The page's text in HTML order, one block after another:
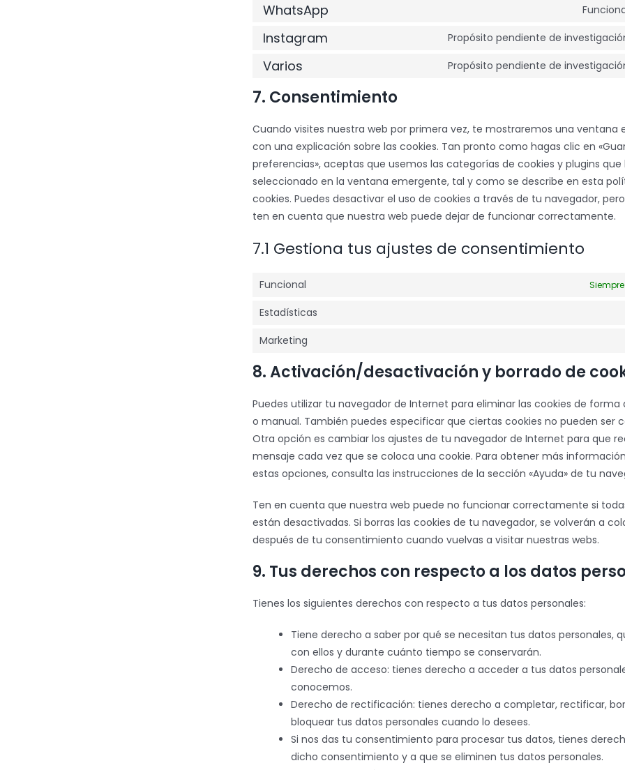
WhatsApp
Instagram Propósito pendiente de
Varios Propósito pendiente de
7. Consentimiento
Cuando visites nuestra web por primera vez, te mostraremos una ventana
con una explicación sobre las cookies. Tan pronto como hagas clic en
preferencias», aceptas que usemos las categorías de cookies y plugins que
seleccionado en la ventana emergente, tal y como se describe en esta
cookies. Puedes desactivar el uso de cookies a través de tu navegador,
ten en cuenta que nuestra web puede dejar de funcionar correctamente.
7.1 Gestiona tus ajustes de consentimiento
Funcional
Estadísticas
Marketing
8. Activación/desactivación y borrado de
Puedes utilizar tu navegador de Internet para eliminar las cookies de
o manual. También puedes especificar que ciertas cookies no pueden ser
Otra opción es cambiar los ajustes de tu navegador de Internet para que
mensaje cada vez que se coloca una cookie. Para obtener más
estas opciones, consulta las instrucciones de la sección «Ayuda» de tu
Ten en cuenta que nuestra web puede no funcionar correctamente si
están desactivadas. Si borras las cookies de tu navegador, se volverán a
después de tu consentimiento cuando vuelvas a visitar nuestras webs.
9. Tus derechos con respecto a los datos
Tienes los siguientes derechos con respecto a tus datos personales:
Tiene derecho a saber por qué se necesitan tus datos personales,
con ellos y durante cuánto tiempo se conservarán.
Derecho de acceso: tienes derecho a acceder a tus datos
conocemos.
Derecho de rectificación: tienes derecho a completar, rectificar,
bloquear tus datos personales cuando lo desees.
Si nos das tu consentimiento para procesar tus datos, tienes
dicho consentimiento y a que se eliminen tus datos personales.